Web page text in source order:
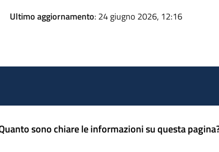
Ultimo aggiornamento: 24 giugno 2026, 12:16
sono chiare le informazioni su questa